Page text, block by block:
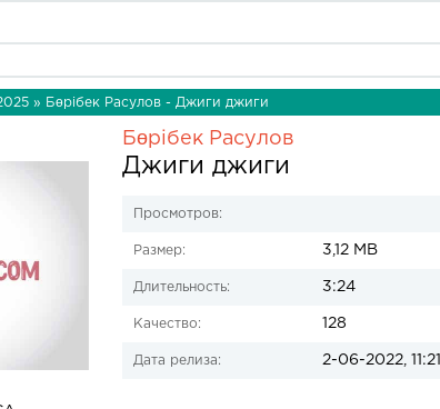
» Бөрібек Расулов - Джиги джиги
Бөрібек Расулов
Джиги джиги
Просмотров:
Размер: 3,12 MB
Длительность: 3:24
Качество: 128
Дата релиза: 2-06-2022, 11:21